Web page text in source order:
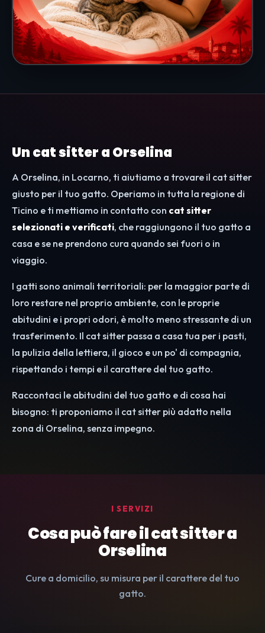
Un cat sitter a Orselina
A Orselina, in Locarno, ti aiutiamo a trovare il cat sitter
giusto per il tuo gatto. Operiamo in tutta la regione di
Ticino e ti mettiamo in contatto con cat sitter
selezionati e verificati, che raggiungono il tuo gatto a
casa e se ne prendono cura quando sei fuori o in
viaggio.
I gatti sono animali territoriali: per la maggior parte di
loro restare nel proprio ambiente, con le proprie
abitudini e i propri odori, è molto meno stressante di un
trasferimento. Il cat sitter passa a casa tua per i pasti,
la pulizia della lettiera, il gioco e un po' di compagnia,
rispettando i tempi e il carattere del tuo gatto.
Raccontaci le abitudini del tuo gatto e di cosa hai
bisogno: ti proponiamo il cat sitter più adatto nella
zona di Orselina, senza impegno.
I SERVIZI
Cosa può fare il cat sitter a
Orselina
Cure a domicilio, su misura per il carattere del tuo
gatto.